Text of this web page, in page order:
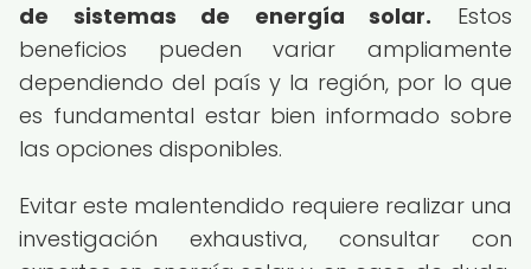
de sistemas de energía solar. Estos
beneficios pueden variar ampliamente
dependiendo del país y la región, por lo que
es fundamental estar bien informado sobre
las opciones disponibles.
Evitar este malentendido requiere realizar una
investigación exhaustiva, consultar con